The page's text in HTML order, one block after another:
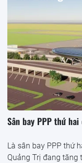
Sân bay PPP thứ
Là sân bay PPP thứ
Quảng Trị đang tăng